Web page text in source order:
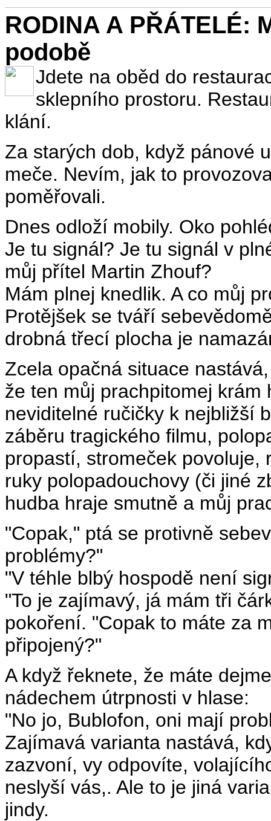
RODINA A PŘÁTELÉ:
podobě
Jdete na oběd do
sklepního prostoru.
klání.
Za starých dob, když pánové
meče. Nevím, jak to
poměřovali.
Dnes odloží mobily. Oko
Je tu signál? Je tu signál v
můj přítel Martin Zhouf?
Mám plnej knedlik. A co můj
Protějšek se tváří
drobná třecí plocha je
Zcela opačná situace
že ten můj prachpitomej
neviditelné ručičky k nejbližší
záběru tragického filmu,
propastí, stromeček povoluje,
ruky polopadouchovy (či jiné
hudba hraje smutně a můj
"Copak," ptá se protivně
problémy?"
"V téhle blbý hospodě není
"To je zajímavý, já mám tři
pokoření. "Copak to máte za
připojený?"
A když řeknete, že máte
nádechem útrpnosti v hlase:
"No jo, Bublofon, oni mají
Zajímavá varianta nastává,
zazvoní, vy odpovíte,
neslyší vás,. Ale to je jiná
jindy.